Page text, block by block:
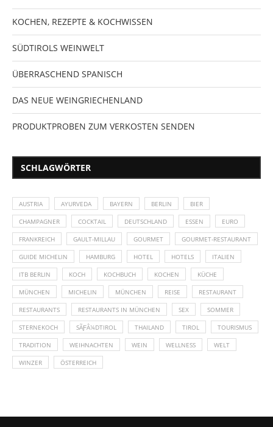
KOCHEN, REZEPTE & KOCHWISSEN
SÜDTIROLS WEINWELT
ÜBERRASCHEND SPANISCH
DAS NEUE WEINGRIECHENLAND
PRODUKTPROBEN ZUM VERKOSTEN SENDEN
SCHLAGWÖRTER
AUSTRIA AYURVEDA BAYERN BERLIN BIER
CHAMPAGNER COCKTAIL DEUTSCHLAND ESSEN EURO
FRANKREICH GAULT-MILLAU GOURMET GOURMET-RESTAURANT
GUIDE MICHELIN HAMBURG HOTEL HOTELS ITALIEN
ITB BERLIN KOCH KOCHBUCH KOCHEN KÜCHE
MÜNCHEN MICHELIN MÜNCHEN REISE RESTAURANT
RESTAURANTS RESTAURANTS IN MÜNCHEN SEX SOMMER
STERNEKOCH SÃƑÂ¼DTIROL THAILAND TIROL TOURISMUS
TRADITION WEIHNACHTEN WEIN WELLNESS WELT
WINZER ÖSTERREICH